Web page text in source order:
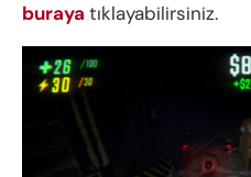
buraya tıklayabilirsiniz.